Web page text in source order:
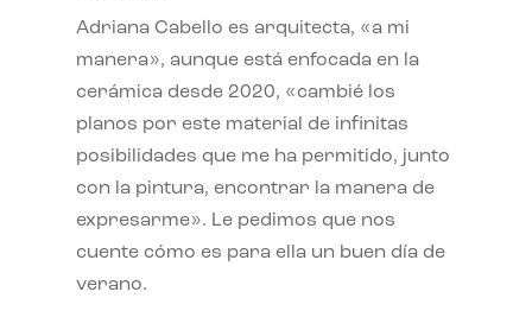
Adriana Cabello es arquitecta, «a mi
manera», aunque está enfocada en la
cerámica desde 2020, «cambié los
planos por este material de infinitas
posibilidades que me ha permitido, junto
con la pintura, encontrar la manera de
expresarme». Le pedimos que nos
cuente cómo es para ella un buen día de
verano.